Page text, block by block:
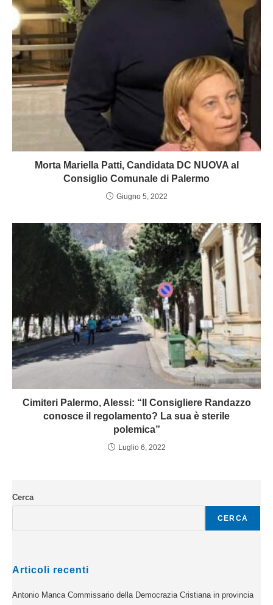
Morta Mariella Patti, Candidata DC NUOVA al
Consiglio Comunale di Palermo
Giugno 5, 2022
Cimiteri Palermo, Alessi: “Il Consigliere Randazzo
conosce il regolamento? La sua è sterile
polemica”
Luglio 6, 2022
Cerca
CERCA
Articoli recenti
Antonio Manca Commissario della Democrazia Cristiana in provincia